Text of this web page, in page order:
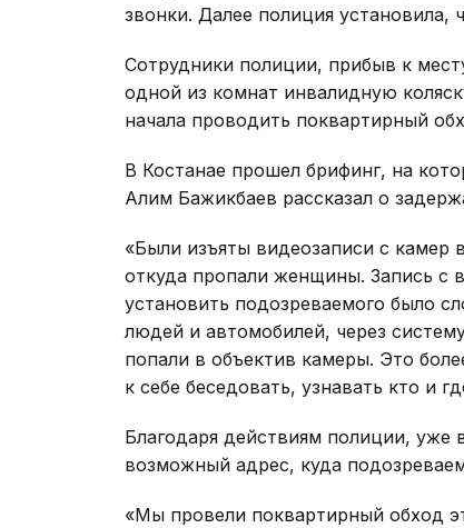
звонки. Далее полиция установила,
Сотрудники полиции, прибыв к
одной из комнат инвалидную
начала проводить поквартирный
В Костанае прошел брифинг, на
Алим Бажикбаев рассказал о
«Были изъяты видеозаписи с
откуда пропали женщины. Запись с
установить подозреваемого было
людей и автомобилей, через
попали в объектив камеры. Это
к себе беседовать, узнавать кто и
Благодаря действиям полиции, уже
возможный адрес, куда
«Мы провели поквартирный обход